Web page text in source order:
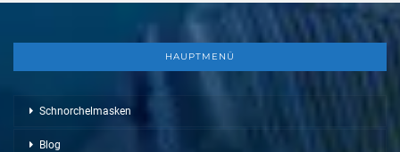
HAUPTMENÜ
Schnorchelmasken
Blog